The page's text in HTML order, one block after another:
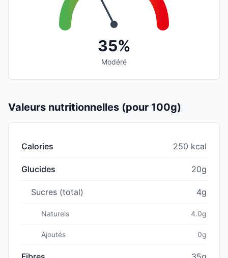
35%
Modéré
Valeurs nutritionnelles (pour 100g)
Calories 250 kcal
Glucides 20g
Sucres (total) 4g
Naturels 4.0g
Ajoutés 0g